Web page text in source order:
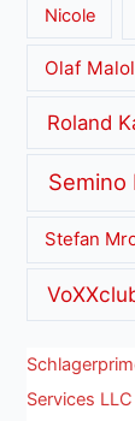
Nicole
Olaf
Roland
Semino
Stefan
Services